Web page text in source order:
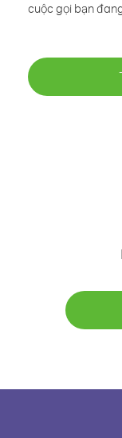
cuộc gọi bạn